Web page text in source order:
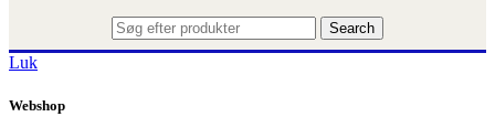
Search
Luk
Webshop